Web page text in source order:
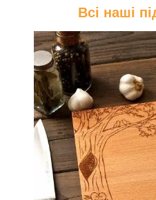
Всі наші